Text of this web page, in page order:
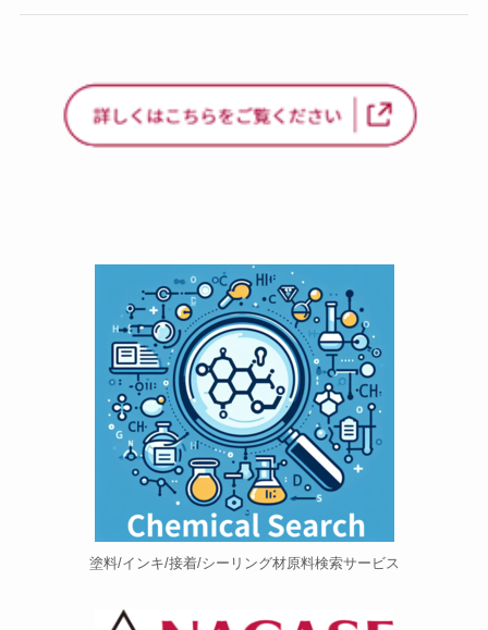
塗料/インキ/接着/シーリング材原料検索サービス